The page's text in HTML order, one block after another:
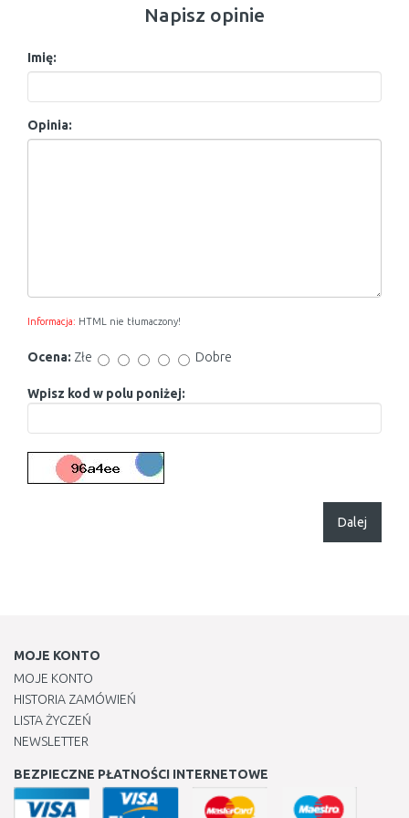
Napisz opinie
Imię:
Opinia:
Informacja: HTML nie tłumaczony!
Ocena: Złe Dobre
Wpisz kod w polu poniżej:
Dalej
MOJE KONTO
MOJE KONTO
HISTORIA ZAMÓWIEŃ
LISTA ŻYCZEŃ
NEWSLETTER
BEZPIECZNE PŁATNOŚCI INTERNETOWE